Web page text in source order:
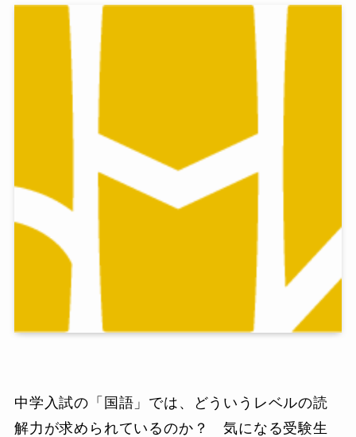
中学入試の「国語」では、どういうレベルの読
解力が求められているのか？ 気になる受験生